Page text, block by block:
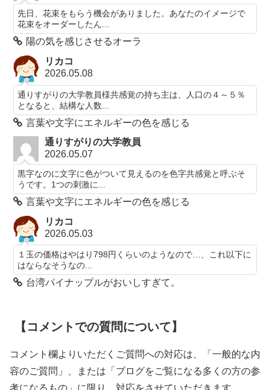
先日、花束をもらう機会がありました。あなたのイメージで
花束をオーダーしたん...
陽の気を感じさせるオーラ
リカコ
2026.05.08
通りすがりの大学教員様共感覚の持ち主は、人口の４～５％
となると、結構な人数...
言葉や文字にエネルギーの色を感じる
通りすがりの大学教員
2026.05.07
黒字なのに文字に色がついて見えるのを色字共感覚と呼ぶそ
うです。1つの刺激に...
言葉や文字にエネルギーの色を感じる
リカコ
2026.05.03
１玉の価格はやはり798円くらいのようなので…、これ以下に
はならなそうなの...
台湾パイナップルがおいしすぎて。
【コメントでの質問について】
コメント欄よりいただくご質問への対応は、「一般的な内
容のご質問」、または「ブログをご覧になる多くの方の参